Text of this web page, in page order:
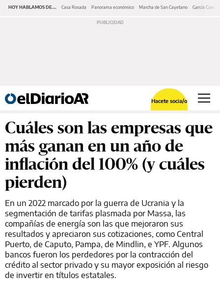
HOY HABLAMOS DE... Casa Rosada Panorama económico Marcha de San Cayetano García Cuerva
Hacete socia/o
Cuáles son las empresas que
más ganan en un año de
inflación del 100% (y cuáles
pierden)
En un 2022 marcado por la guerra de Ucrania y la
segmentación de tarifas plasmada por Massa, las
compañías de energía son las que mejoraron sus
resultados y apreciaron sus cotizaciones, como Central
Puerto, de Caputo, Pampa, de Mindlin, e YPF. Algunos
bancos fueron los perdedores por la contracción del
crédito al sector privado y su mayor exposición al riesgo
de invertir en títulos estatales.